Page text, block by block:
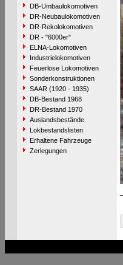
DB-Umbaulokomotiven
DR-Neubaulokomotiven
DR-Rekolokomotiven
DR - "6000er"
ELNA-Lokomotiven
Industrielokomotiven
Feuerlose Lokomotiven
Sonderkonstruktionen
SAAR (1920 - 1935)
DB-Bestand 1968
DR-Bestand 1970
Auslandsbestände
Lokbestandslisten
Erhaltene Fahrzeuge
Zerlegungen